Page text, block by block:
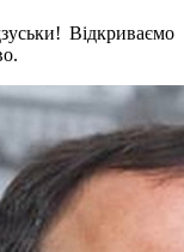
Відкриваємо